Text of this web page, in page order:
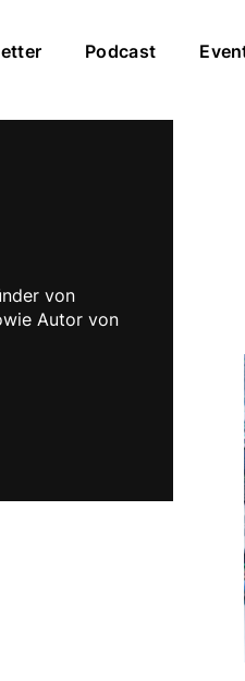
Podcast
von
Autor von